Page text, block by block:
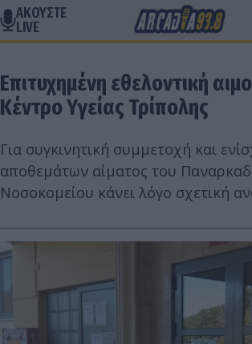
ΑΚΟΥΣΤΕ
LIVE
Επιτυχημένη εθελοντική
Κέντρο Υγείας Τρίπολης
Για συγκινητική συμμετοχή και
αποθεμάτων αίματος του
Νοσοκομείου κάνει λόγο σχετική